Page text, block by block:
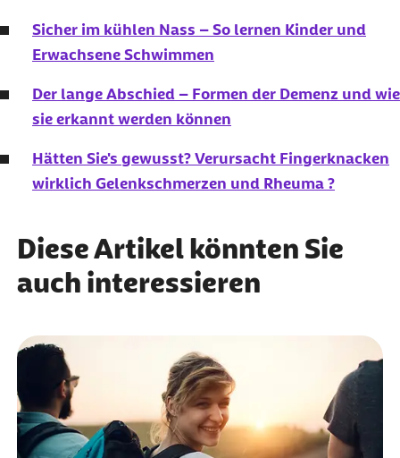
Sicher im kühlen Nass – So lernen Kinder und
Erwachsene Schwimmen
Der lange Abschied – Formen der Demenz und wie
sie erkannt werden können
Hätten Sie's gewusst? Verursacht Fingerknacken
wirklich Gelenkschmerzen und Rheuma ?
Diese Artikel könnten Sie
auch interessieren